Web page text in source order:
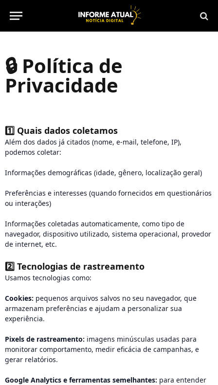
🔒 Política de
Privacidade
1️⃣ Quais dados coletamos
Além dos dados já citados (nome, e-mail, telefone, IP),
podemos coletar:
Informações demográficas (idade, gênero, localização geral)
Preferências e interesses (quando fornecidos em questionários
ou interações)
Informações coletadas automaticamente, como tipo de
navegador, dispositivo utilizado, sistema operacional, provedor
de internet, etc.
2️⃣ Tecnologias de rastreamento
Usamos tecnologias como:
Cookies: pequenos arquivos salvos no seu navegador, que
armazenam preferências e ajudam a personalizar sua
experiência.
Pixels de rastreamento: imagens minúsculas usadas para
monitorar comportamento, medir eficácia de campanhas, e
gerar relatórios.
Google Analytics e ferramentas semelhantes: para entender